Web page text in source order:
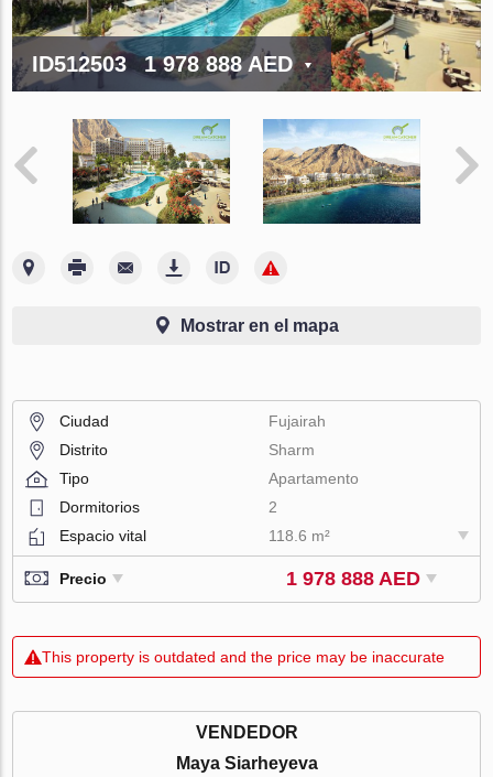
ID512503 1 978 888 AED
Mostrar en el mapa
Ciudad
Fujairah
Distrito
Sharm
Tipo
Apartamento
Dormitorios
2
Espacio vital
118.6 m²
Precio 1 978 888 AED
This property is outdated and the price may be inaccurate
VENDEDOR
Maya Siarheyeva